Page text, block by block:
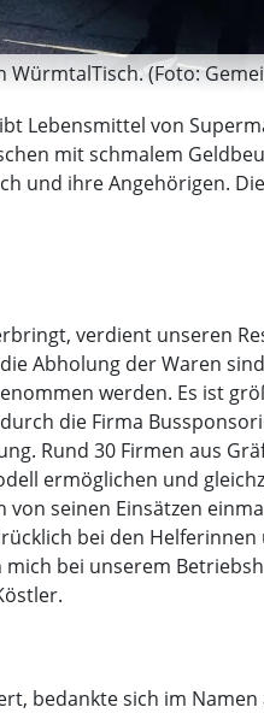
(Foto:
Lebensmittel von
mit schmalem
und ihre Angehörigen.
verdient unseren
Abholung der Waren
werden. Es ist
die Firma
Rund 30 Firmen aus
ermöglichen und
seinen Einsätzen
bei den
bei unserem
bedankte sich im